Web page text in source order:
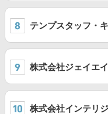
テンプスタッフ・
株式会社ジェイエ
株式会社インテリ